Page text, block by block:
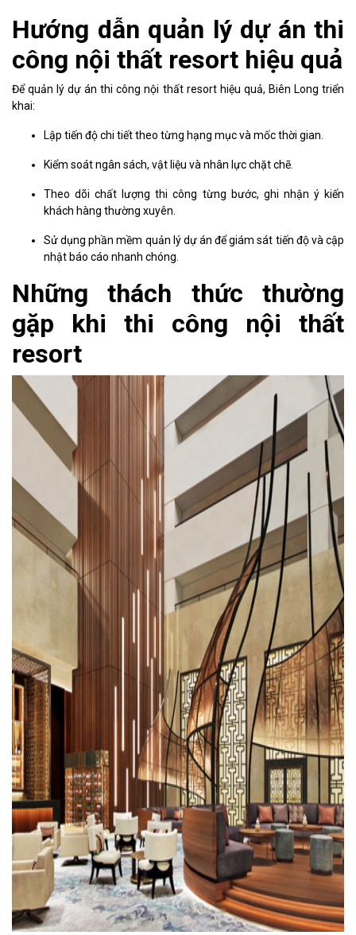
Hướng dẫn quản lý dự án thi
công nội thất resort hiệu quả
Để quản lý dự án thi công nội thất resort hiệu quả, Biên Long triển
khai:
Lập tiến độ chi tiết theo từng hạng mục và mốc thời gian.
Kiểm soát ngân sách, vật liệu và nhân lực chặt chẽ.
Theo dõi chất lượng thi công từng bước, ghi nhận ý kiến
khách hàng thường xuyên.
Sử dụng phần mềm quản lý dự án để giám sát tiến độ và cập
nhật báo cáo nhanh chóng.
Những thách thức thường
gặp khi thi công nội thất
resort